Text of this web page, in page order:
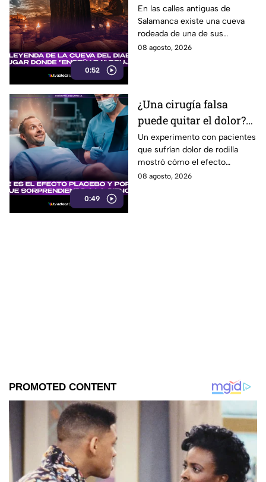
0:52
del Diablo que
enseñaba magia en
España
En las calles antiguas de
Salamanca existe una cueva
rodeada de una de sus
leyendas más famosas: se dice
08 agosto, 2026
0:49
¿Una cirugía falsa
puede quitar el dolor?
El sorprendente
experimento que reveló
el poder del placebo
Un experimento con pacientes
que sufrían dolor de rodilla
mostró cómo el efecto
placebo puede provocar
08 agosto, 2026